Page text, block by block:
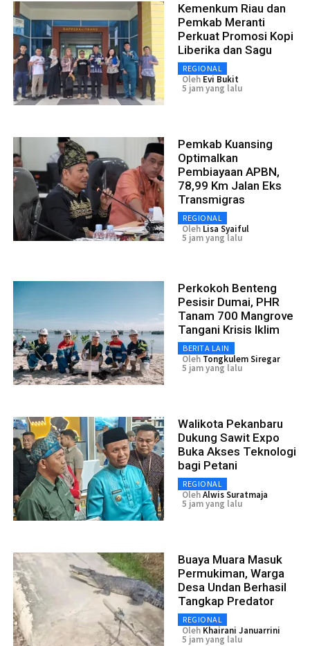
Kemenkum Riau dan
Pemkab Meranti
Perkuat Promosi Kopi
Liberika dan Sagu
REGIONAL
Oleh Evi Bukit
5 jam yang lalu
Pemkab Kuansing
Optimalkan
Pembiayaan APBN,
78,99 Km Jalan Eks
Transmigras
REGIONAL
Oleh Lisa Syaiful
5 jam yang lalu
Perkokoh Benteng
Pesisir Dumai, PHR
Tanam 700 Mangrove
Tangani Krisis Iklim
BERITA LAIN
Oleh Tongkulem Siregar
5 jam yang lalu
Walikota Pekanbaru
Dukung Sawit Expo
Buka Akses Teknologi
bagi Petani
REGIONAL
OlehAlwis Suratmaja
5 jam yang lalu
Buaya Muara Masuk
Permukiman, Warga
Desa Undan Berhasil
Tangkap Predator
REGIONAL
Oleh Khairani Januarrini
5 jam yang lalu